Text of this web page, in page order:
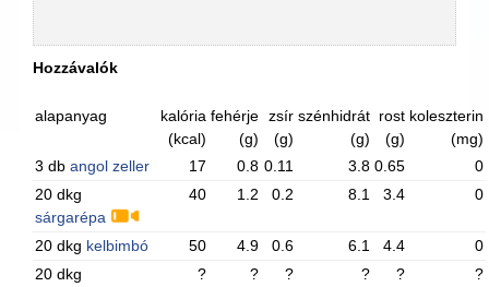
Hozzávalók
alapanyag
kalória
(kcal)
fehérje
(g)
zsír
(g)
szénhidrát
(g)
rost
(g)
koleszterin
(mg)
3 dbangol zeller 17 0.8 0.11 3.8 0.65
0
20 dkg
sárgarépa
40 1.2 0.2 8.1 3.4 0
20 dkg kelbimbó 50 4.9 0.6 6.1 4.4
0
20 dkg
? ? ? ? ? ?